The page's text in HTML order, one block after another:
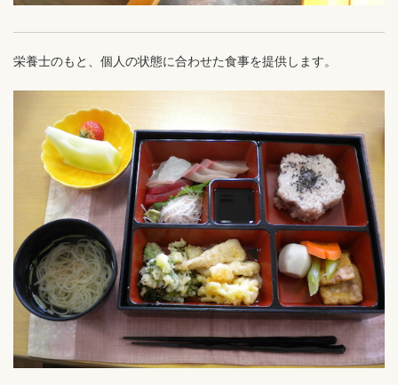
栄養士のもと、個人の状態に合わせた食事を提供します。